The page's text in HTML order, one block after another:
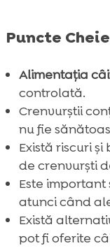
Semne că
crenvurști
 Porții
cu crenvurști
 Beneficiile
pentru câini
 Ce să faci
mulți
 Studii de
de câini
Concluzie
Puncte Cheie
Alimentația
controlată.
Crenvurștii
nu fie
Există riscuri
de crenvurști
Este
atunci când
Există
pot fi oferite